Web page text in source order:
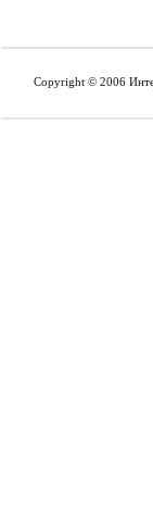
Copyright © 2006